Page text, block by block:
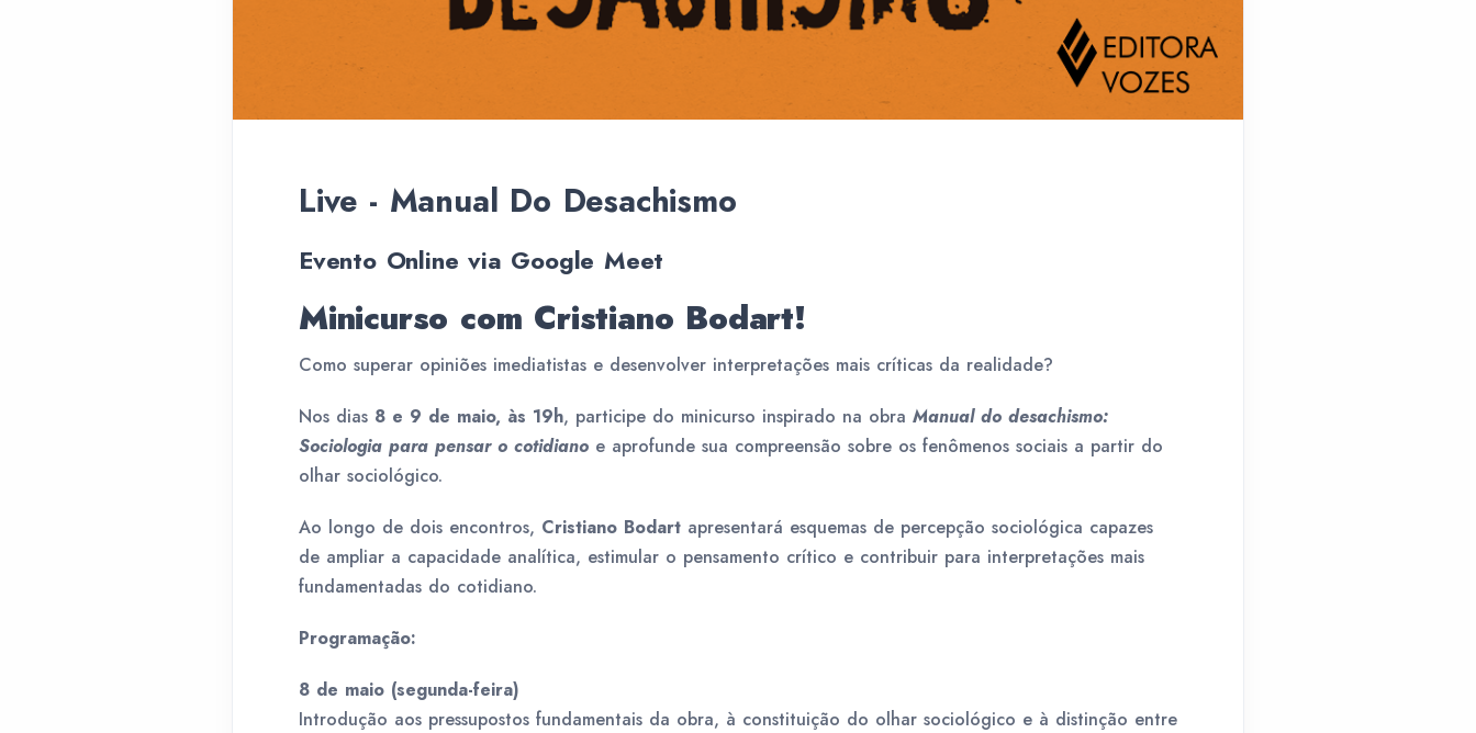
Live - Manual Do Desachismo
Evento Online via Google Meet
Minicurso com Cristiano Bodart!
Como superar opiniões imediatistas e desenvolver interpretações mais críticas da realidade?
Nos dias 8 e 9 de maio, às 19h, participe do minicurso inspirado na obra Manual do desachismo:
Sociologia para pensar o cotidiano e aprofunde sua compreensão sobre os fenômenos sociais a partir do
olhar sociológico.
Ao longo de dois encontros, Cristiano Bodart apresentará esquemas de percepção sociológica capazes
de ampliar a capacidade analítica, estimular o pensamento crítico e contribuir para interpretações mais
fundamentadas do cotidiano.
Programação:
8 de maio (segunda-feira)
Introdução aos pressupostos fundamentais da obra, à constituição do olhar sociológico e à distinção entre